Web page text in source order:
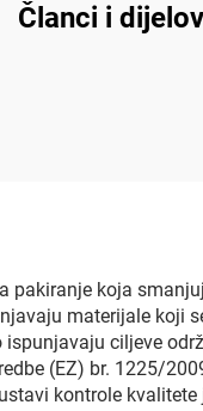
Članci i
koja
materijale koji
ciljeve
(EZ) br. 1225/
kontrole